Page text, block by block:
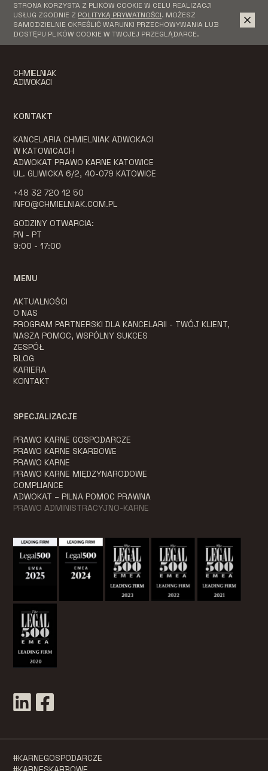
STRONA KORZYSTA Z PLIKÓW COOKIE W CELU REALIZACJI
USŁUG ZGODNIE Z POLITYKĄ PRYWATNOŚCI. MOŻESZ
SAMODZIELNIE OKREŚLIĆ WARUNKI PRZECHOWYWANIA LUB
DOSTĘPU PLIKÓW COOKIE W TWOJEJ PRZEGLĄDARCE.
CHMIELNIAK
ADWOKACI
KONTAKT
KANCELARIA CHMIELNIAK ADWOKACI
W KATOWICACH
ADWOKAT PRAWO KARNE KATOWICE
UL. GLIWICKA 6/2, 40-079 KATOWICE
+48 32 720 12 50
INFO@CHMIELNIAK.COM.PL
GODZINY OTWARCIA:
PN - PT
9:00 - 17:00
MENU
AKTUALNOŚCI
O NAS
PROGRAM PARTNERSKI DLA KANCELARII - TWÓJ KLIENT,
NASZA POMOC, WSPÓLNY SUKCES
ZESPÓŁ
BLOG
KARIERA
KONTAKT
SPECJALIZACJE
PRAWO KARNE GOSPODARCZE
PRAWO KARNE SKARBOWE
PRAWO KARNE
PRAWO KARNE MIĘDZYNARODOWE
COMPLIANCE
ADWOKAT – PILNA POMOC PRAWNA
PRAWO ADMINISTRACYJNO-KARNE
#KARNEGOSPODARCZE